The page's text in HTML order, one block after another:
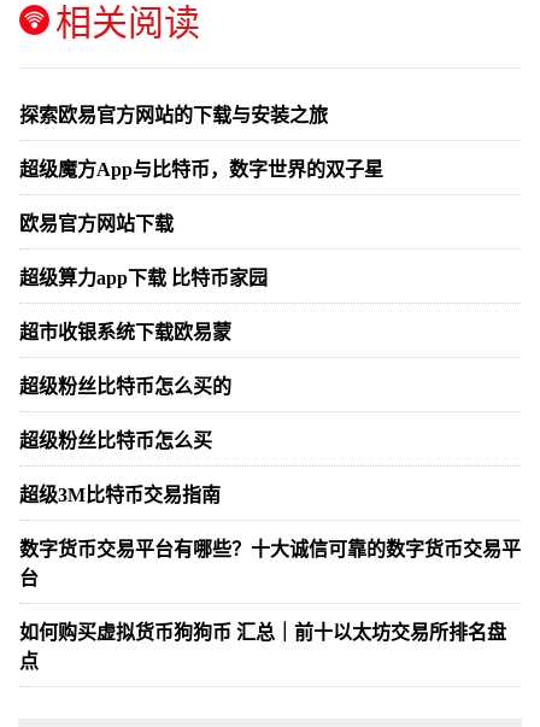
相关阅读
探索欧易官方网站的下载与安装之旅
超级魔方App与比特币，数字世界的双子星
欧易官方网站下载
超级算力app下载 比特币家园
超市收银系统下载欧易蒙
超级粉丝比特币怎么买的
超级粉丝比特币怎么买
超级3M比特币交易指南
数字货币交易平台有哪些？十大诚信可靠的数字货币交易平
台
如何购买虚拟货币狗狗币 汇总｜前十以太坊交易所排名盘
点